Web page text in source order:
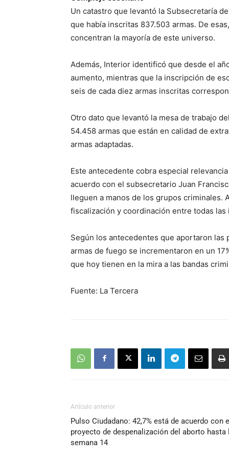
Un catastro que levantó la Subsecretaría
que había inscritas 837.503 armas. De
concentran la mayoría de este universo.
Además, Interior identificó que desde el
aumento, mientras que la inscripción de
seis de cada diez armas inscritas
Otro dato que levantó la mesa de trabajo
54.458 armas que están en calidad de
armas adaptadas.
Este antecedente cobra especial
acuerdo con el subsecretario Juan
lleguen a manos de los grupos criminales.
fiscalización y coordinación entre todas las
Según los antecedentes que aportaron
armas de fuego se incrementaron en un
que hoy tienen en la mira a las bandas
Fuente: La Tercera
Artículo anterior
Pulso Ciudadano: 42,7% está de acuerdo con
proyecto de despenalización del aborto hasta
semana 14